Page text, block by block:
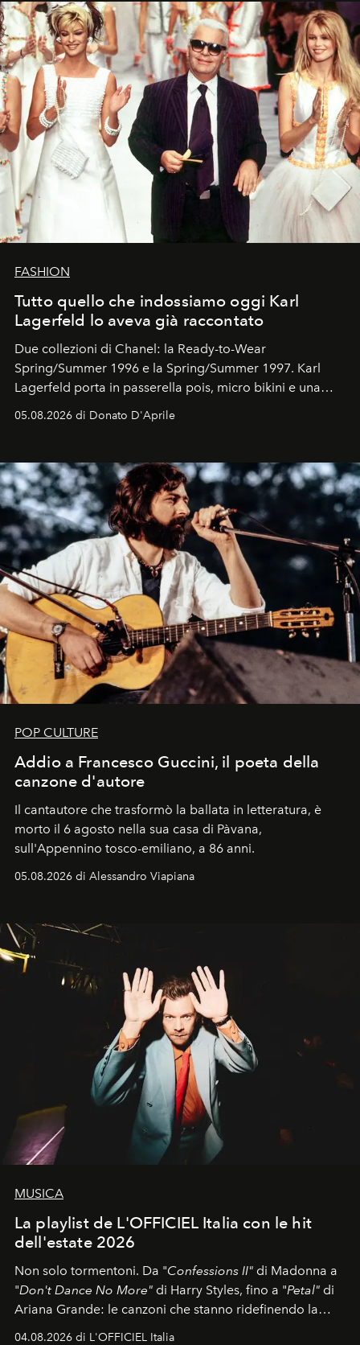
FASHION
Tutto quello che indossiamo oggi Karl
Lagerfeld lo aveva già raccontato
Due collezioni di Chanel: la Ready-to-Wear
Spring/Summer 1996 e la Spring/Summer 1997. Karl
Lagerfeld porta in passerella pois, micro bikini e una
logomania pensata per la spiaggia
Kate, Claudia e Carla una dietro l'altra. Trent'anni dopo,
uno dei documenti più contemporanei che abbiamo.
05.08.2026 di Donato D'Aprile
POP CULTURE
Addio a Francesco Guccini, il poeta della
canzone d'autore
Il cantautore che trasformò la ballata in letteratura, è
morto il 6 agosto nella sua casa di Pàvana,
sull'Appennino tosco-emiliano, a 86 anni.
05.08.2026 di Alessandro Viapiana
MUSICA
La playlist de L'OFFICIEL Italia con le hit
dell'estate 2026
Non solo tormentoni. Da "Confessions II" di Madonna a
"Don't Dance No More" di Harry Styles, fino a "Petal" di
Ariana Grande: le canzoni che stanno ridefinendo la
colonna sonora della stagione.
04.08.2026 di L'OFFICIEL Italia